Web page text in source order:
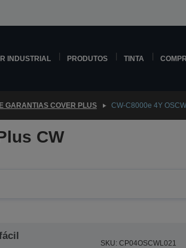
INDUSTRIAL PRODUTOS TINTA
GARANTIAS COVER PLUS CW-C8000e 4Y
CW
SKU: CP04OSCWL021